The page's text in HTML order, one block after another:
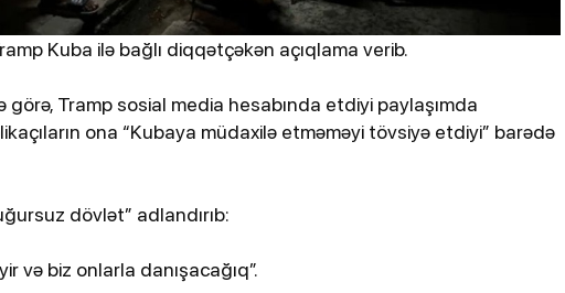
Kuba ilə bağlı diqqətçəkən açıqlama verib.
görə, Tramp sosial media hesabında etdiyi paylaşımda
ona “Kubaya müdaxilə etməməyi tövsiyə etdiyi” barədə
dövlət” adlandırıb:
və biz onlarla danışacağıq”.